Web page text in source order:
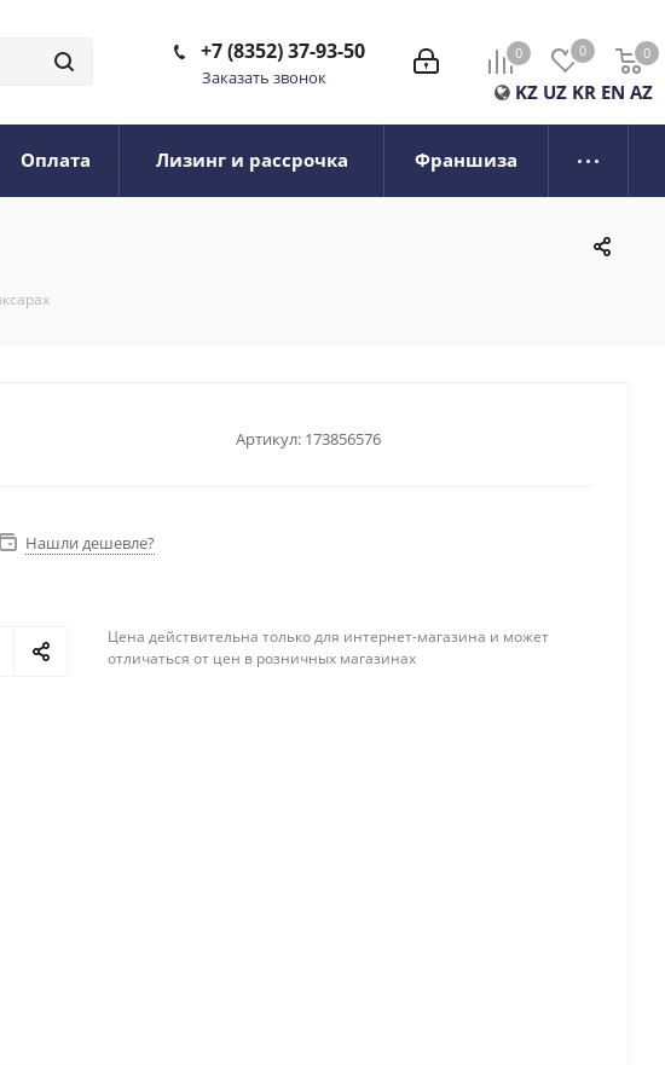
0 0 0
0
KZ UZ KR EN AZ
+7 (8352) 37-93-50
Заказать звонок
Оплата Лизинг и рассрочка Франшиза
Артикул: 173856576
Нашли дешевле?
Цена действительна только для интернет-магазина и может
отличаться от цен в розничных магазинах